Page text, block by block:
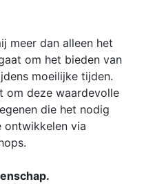
meer dan alleen het
om het bieden van
moeilijke tijden.
om deze waardevolle
die het nodig
ontwikkelen via